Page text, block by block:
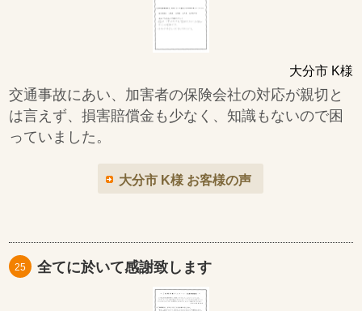
大分市 K様
交通事故にあい、加害者の保険会社の対応が親切と
は言えず、損害賠償金も少なく、知識もないので困
っていました。
大分市 K様 お客様の声
全てに於いて感謝致します
25